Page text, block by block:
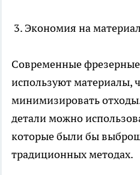
3. Экономия на
Современные
используют материалы,
минимизировать
детали можно
которые были бы
традиционных методах.